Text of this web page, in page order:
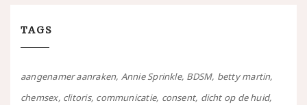
TAGS
aangenamer aanraken Annie Sprinkle BDSM betty martin
chemsex clitoris communicatie consent dicht op de huid